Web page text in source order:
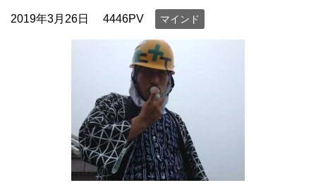
2019年3月26日 4446PV マインド